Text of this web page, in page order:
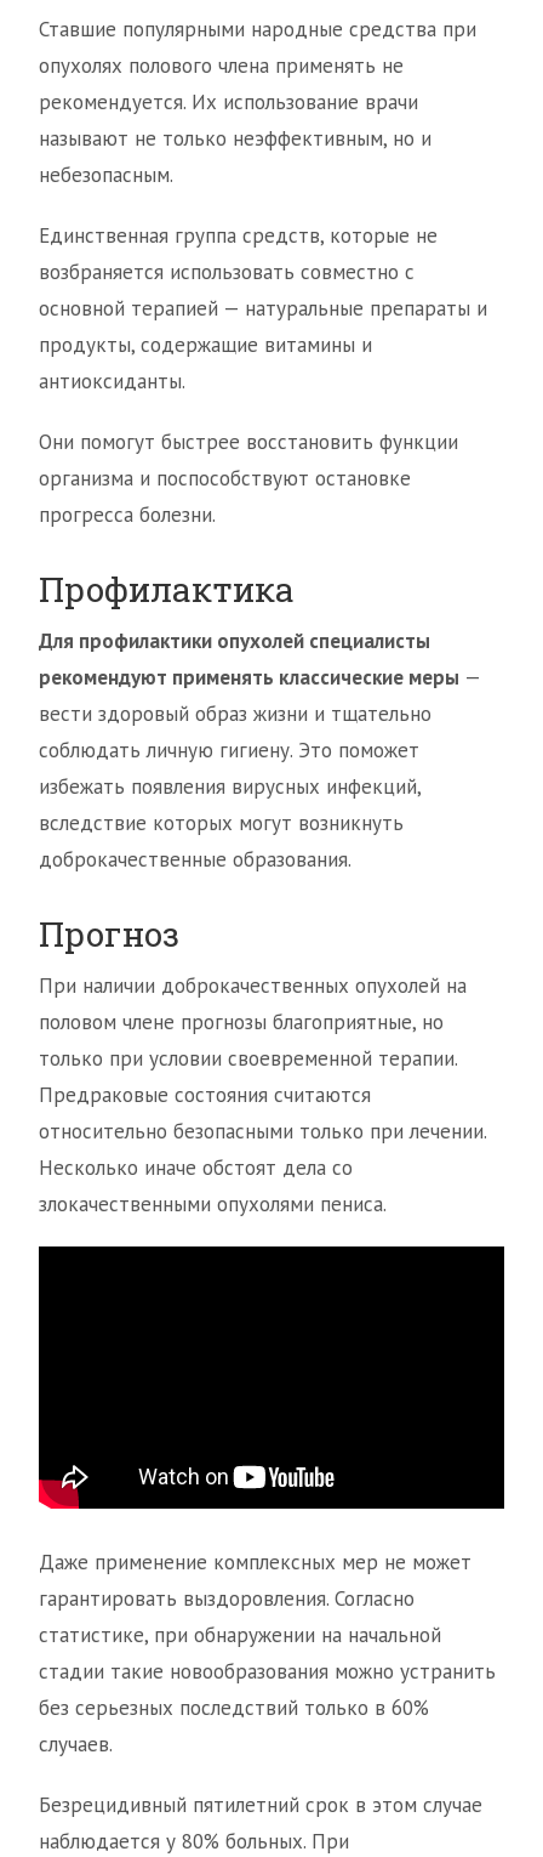
Ставшие популярными народные средства при
опухолях полового члена применять не
рекомендуется. Их использование врачи
называют не только неэффективным, но и
небезопасным.
Единственная группа средств, которые не
возбраняется использовать совместно с
основной терапией — натуральные препараты и
продукты, содержащие витамины и
антиоксиданты.
Они помогут быстрее восстановить функции
организма и поспособствуют остановке
прогресса болезни.
Профилактика
Для профилактики опухолей специалисты
рекомендуют применять классические меры —
вести здоровый образ жизни и тщательно
соблюдать личную гигиену. Это поможет
избежать появления вирусных инфекций,
вследствие которых могут возникнуть
доброкачественные образования.
Прогноз
При наличии доброкачественных опухолей на
половом члене прогнозы благоприятные, но
только при условии своевременной терапии.
Предраковые состояния считаются
относительно безопасными только при лечении.
Несколько иначе обстоят дела со
злокачественными опухолями пениса.
Даже применение комплексных мер не может
гарантировать выздоровления. Согласно
статистике, при обнаружении на начальной
стадии такие новообразования можно устранить
без серьезных последствий только в 60%
случаев.
Безрецидивный пятилетний срок в этом случае
наблюдается у 80% больных. При